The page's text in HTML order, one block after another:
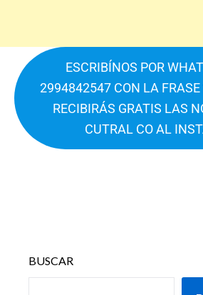
ESCRIBÍNOS POR
2994842547 CON LA FRASE
RECIBIRÁS GRATIS LAS
CUTRAL CO AL
BUSCAR